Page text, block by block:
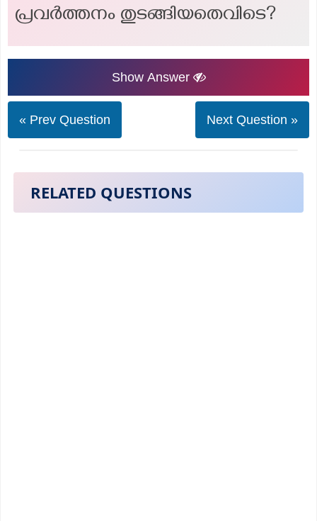
പ്രവർത്തനം തുടങ്ങിയതെവിടെ?
Show Answer
« Prev Question Next Question »
RELATED QUESTIONS